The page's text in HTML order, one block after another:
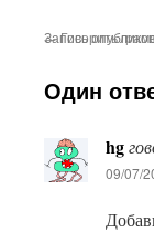
Запись
←Говорить
Один
hg
09/07/